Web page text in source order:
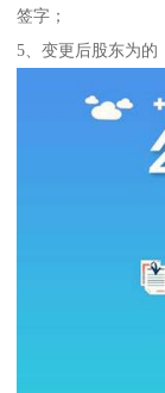
签字；
5、变更后股东为的